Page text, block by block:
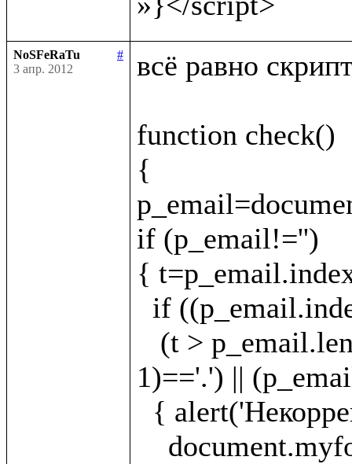
NoSFeRaTu
#
3 апр. 2012
всё равно
function check()
{
if (p_email!='')
{
1)=='.') ||